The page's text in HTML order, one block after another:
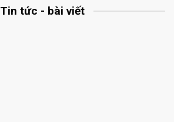
Tin tức - bài viết